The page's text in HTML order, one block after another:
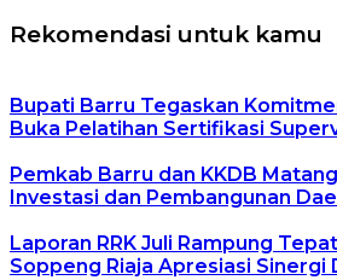
Rekomendasi untuk kamu
Bupati Barru Tegaskan
Buka Pelatihan Sertifikasi
Pemkab Barru dan KKDB
Investasi dan Pembangunan
Laporan RRK Juli Rampung
Soppeng Riaja Apresiasi Sinergi